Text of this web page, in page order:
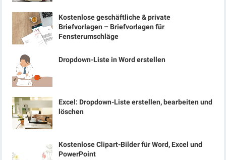
Kostenlose geschäftliche & private
Briefvorlagen – Briefvorlagen für
Fensterumschläge
Dropdown-Liste in Word erstellen
Excel: Dropdown-Liste erstellen, bearbeiten und
löschen
Kostenlose Clipart-Bilder für Word, Excel und
PowerPoint